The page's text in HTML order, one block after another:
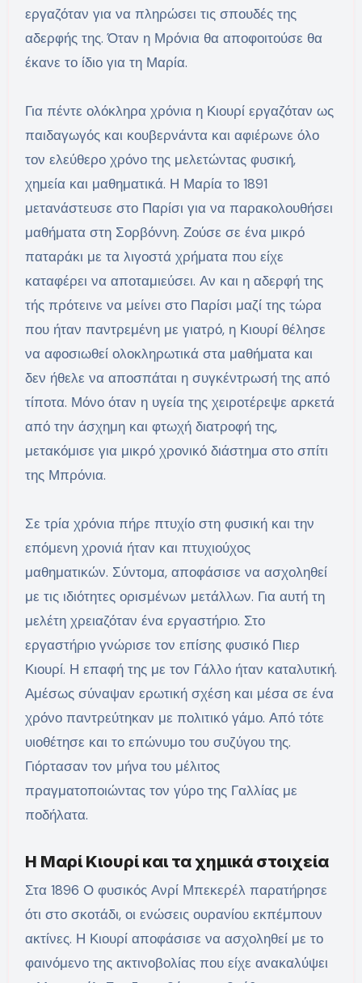
εργαζόταν για να πληρώσει τις σπουδές της
αδερφής της. Όταν η Μρόνια θα αποφοιτούσε θα
έκανε το ίδιο για τη Μαρία.
Για πέντε ολόκληρα χρόνια η Κιουρί εργαζόταν ως
παιδαγωγός και κουβερνάντα και αφιέρωνε όλο
τον ελεύθερο χρόνο της μελετώντας φυσική,
χημεία και μαθηματικά. Η Μαρία το 1891
μετανάστευσε στο Παρίσι για να παρακολουθήσει
μαθήματα στη Σορβόννη. Ζούσε σε ένα μικρό
παταράκι με τα λιγοστά χρήματα που είχε
καταφέρει να αποταμιεύσει. Αν και η αδερφή της
τής πρότεινε να μείνει στο Παρίσι μαζί της τώρα
που ήταν παντρεμένη με γιατρό, η Κιουρί θέλησε
να αφοσιωθεί ολοκληρωτικά στα μαθήματα και
δεν ήθελε να αποσπάται η συγκέντρωσή της από
τίποτα. Μόνο όταν η υγεία της χειροτέρεψε αρκετά
από την άσχημη και φτωχή διατροφή της,
μετακόμισε για μικρό χρονικό διάστημα στο σπίτι
της Μπρόνια.
Σε τρία χρόνια πήρε πτυχίο στη φυσική και την
επόμενη χρονιά ήταν και πτυχιούχος
μαθηματικών. Σύντομα, αποφάσισε να ασχοληθεί
με τις ιδιότητες ορισμένων μετάλλων. Για αυτή τη
μελέτη χρειαζόταν ένα εργαστήριο. Στο
εργαστήριο γνώρισε τον επίσης φυσικό Πιερ
Κιουρί. Η επαφή της με τον Γάλλο ήταν καταλυτική.
Αμέσως σύναψαν ερωτική σχέση και μέσα σε ένα
χρόνο παντρεύτηκαν με πολιτικό γάμο. Από τότε
υιοθέτησε και το επώνυμο του συζύγου της.
Γιόρτασαν τον μήνα του μέλιτος
πραγματοποιώντας τον γύρο της Γαλλίας με
ποδήλατα.
Η Μαρί Κιουρί και τα χημικά στοιχεία
Στα 1896 Ο φυσικός Ανρί Μπεκερέλ παρατήρησε
ότι στο σκοτάδι, οι ενώσεις ουρανίου εκπέμπουν
ακτίνες. Η Κιουρί αποφάσισε να ασχοληθεί με το
φαινόμενο της ακτινοβολίας που είχε ανακαλύψει